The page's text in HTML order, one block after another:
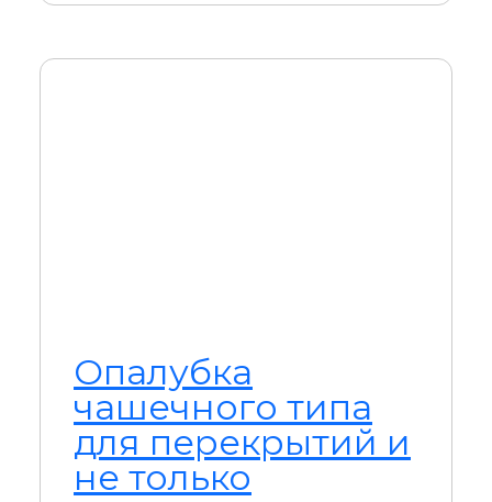
Опалубка
чашечного типа
для перекрытий и
не только